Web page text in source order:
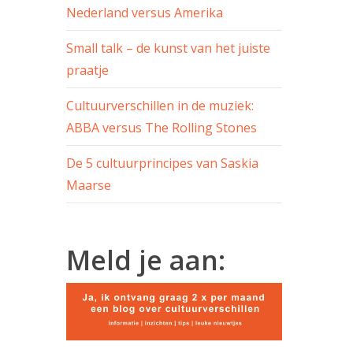
Nederland versus Amerika
Small talk – de kunst van het juiste
praatje
Cultuurverschillen in de muziek:
ABBA versus The Rolling Stones
De 5 cultuurprincipes van Saskia
Maarse
Meld je aan: